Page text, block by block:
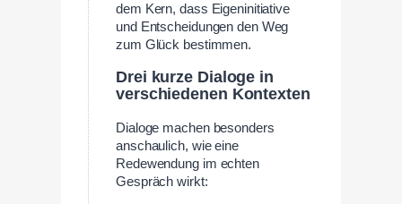
dem Kern, dass Eigeninitiative
und Entscheidungen den Weg
zum Glück bestimmen.
Drei kurze Dialoge in
verschiedenen Kontexten
Dialoge machen besonders
anschaulich, wie eine
Redewendung im echten
Gespräch wirkt: